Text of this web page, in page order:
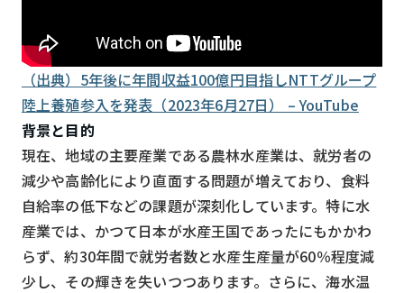
SaaS
AI
おすすめ
SIM
スマホ
リセット
検索する
（出典）5年後に年間収益100億円目指しNTTグループ
陸上養殖参入を発表（2023年6月27日） – YouTube
背景と目的
現在、地域の主要産業である農林水産業は、就労者の
減少や高齢化により直面する問題が増えており、食料
自給率の低下などの課題が深刻化しています。特に水
産業では、かつて日本が水産王国であったにもかかわ
らず、約30年間で就労者数と水産生産量が60％程度減
少し、その輝きを失いつつあります。さらに、海水温